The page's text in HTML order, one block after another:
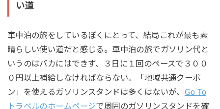
い道
車中泊の旅をしているぼくにとって、結局これが最も素
晴らしい使い道だと感じる。車中泊の旅でガソリン代と
いうのはバカにはできず、３日に１回のペースで３００
０円以上補給しなければならない。「地域共通クーポ
ン」を使えるガソリンスタンドは多くはないが、 Go To
トラベルのホームページで周囲のガソリンスタンドを確